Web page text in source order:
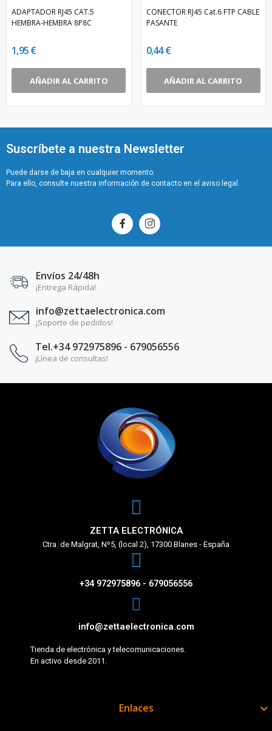
ADAPTADOR RJ45 CAT.5
HEMBRA-HEMBRA 8P8C
1,95 €
AÑADIR AL CARRITO
CONECTOR RJ45 Cat.6 FTP CABLE
PASANTE
0,44 €
AÑADIR AL CARRITO
Suscríbete a nuestra Newsletter
Puede darse de baja en cualquier momento.
Para ello, consulte nuestra información de contacto en el aviso legal.
Envíos 24/48h
¡Entrega Rápida!
info@zettaelectronica.com
¡Soporte de pedidos!
Tel.+34 972975896 - 679056556
¡Línea de consultas!
ZETTA ELECTRÓNICA
Ctra. de Malgrat, Nº5, (local 2), 17300 Blanes - España
+34 972975896 - 679056556
info@zettaelectronica.com
Tienda de electrónica y telecomunicaciones.
En activo desde 2011.
Enlaces 